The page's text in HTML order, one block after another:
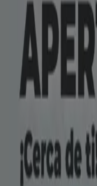
tecnológica
en todo el mundo.
Tiendeo